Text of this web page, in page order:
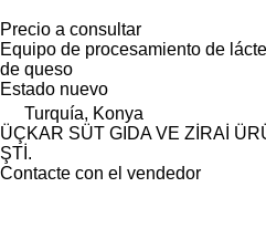
Precio a consultar
Equipo de procesamiento de
de queso
Estado nuevo
Turquía, Konya
ÜÇKAR SÜT GIDA VE ZİRAİ
ŞTİ.
Contacte con el vendedor